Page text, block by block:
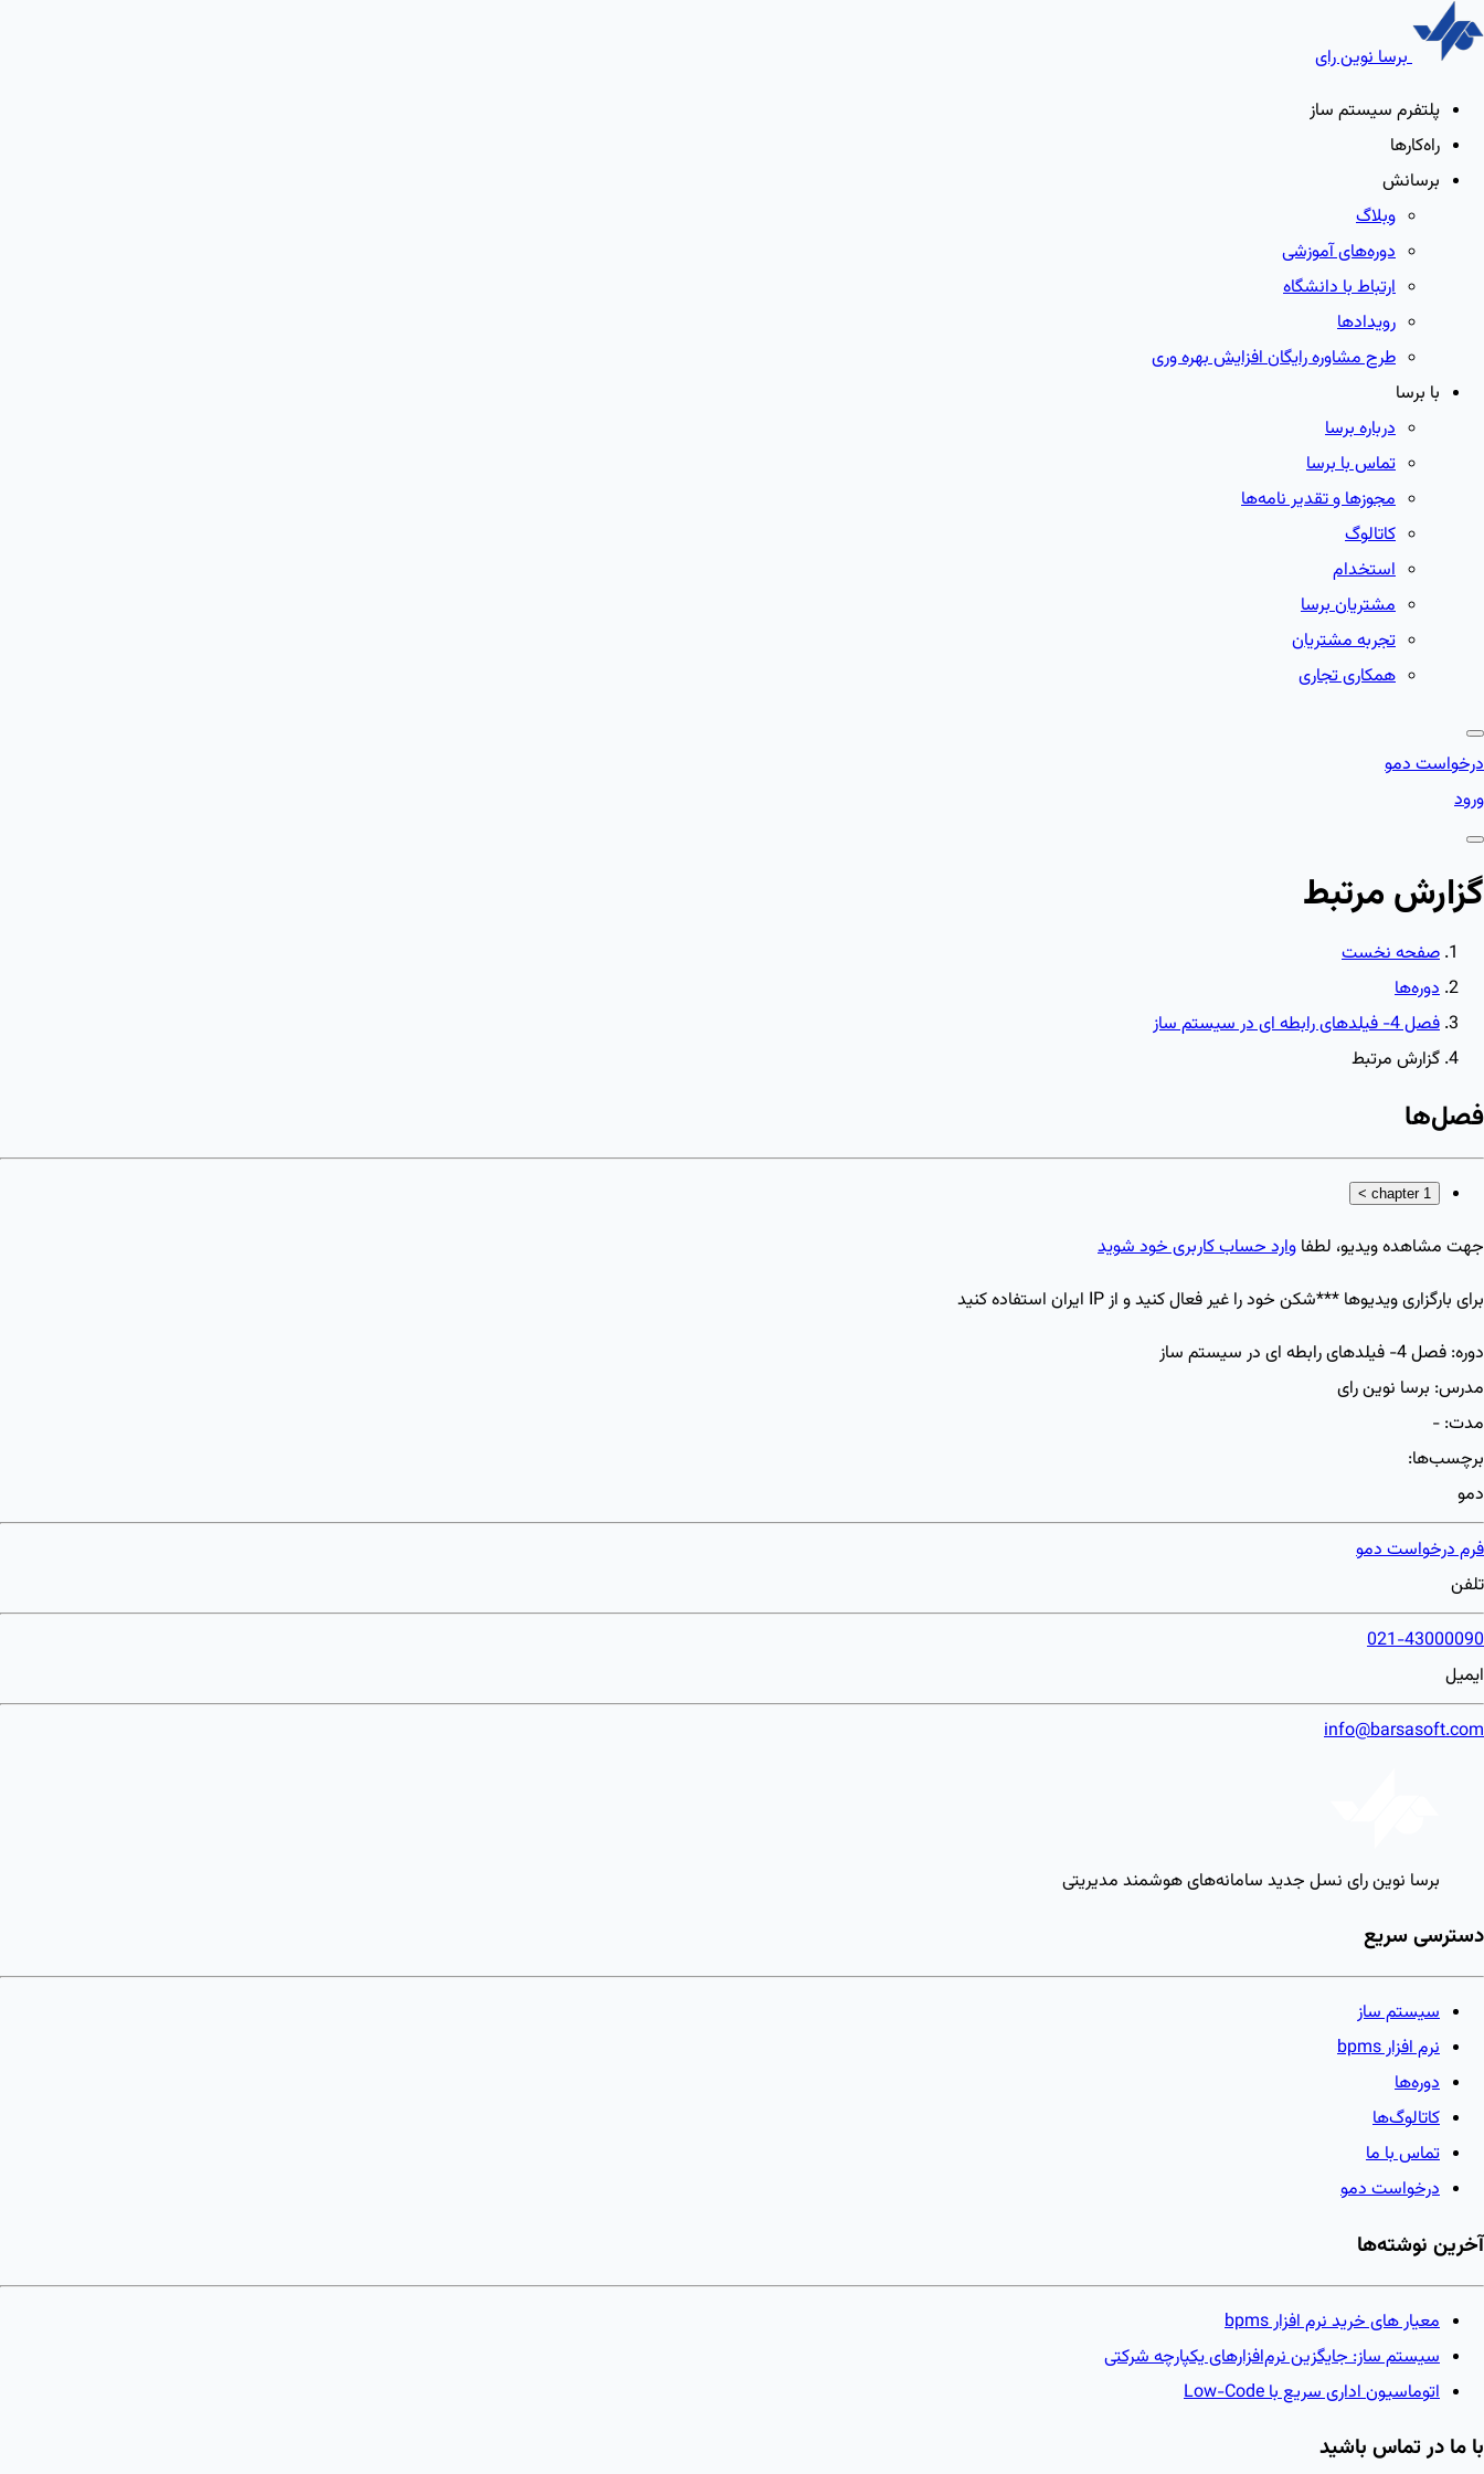
برسا نوین رای
پلتفرم سیستم ساز
راه‌کارها
برسانش
وبلاگ
دوره‌های آموزشی
ارتباط با دانشگاه
رویدادها
طرح مشاوره رایگان افزایش بهره وری
با برسا
درباره برسا
تماس با برسا
مجوزها و تقدیر نامه‌ها
کاتالوگ
استخدام
مشتریان برسا
تجربه مشتریان
همکاری تجاری
درخواست دمو
ورود
گزارش مرتبط
صفحه نخست
دوره‌ها
فصل 4- فیلدهای رابطه ای در سیستم ساز
گزارش مرتبط
فصل‌ها
chapter 1
>
جهت مشاهده ویدیو، لطفا وارد حساب کاربری خود شوید
برای بارگزاری ویدیو‌ها ***شکن خود را غیر فعال کنید و از IP ایران استفاده کنید
دوره: فصل 4- فیلدهای رابطه ای در سیستم ساز
مدرس: برسا نوین رای
مدت: -
برچسب‌ها:
دمو
فرم درخواست دمو
تلفن
021-43000090
ایمیل
info@barsasoft.com
برسا نوین رای نسل جدید سامانه‌های هوشمند مدیریتی
دسترسی سریع
سیستم ساز
نرم افزار bpms
دوره‌ها
کاتالوگ‌ها
تماس با ما
درخواست دمو
آخرین نوشته‌ها
معیار های خرید نرم افزار bpms
سیستم ساز: جایگزین نرم‌افزارهای یکپارچه شرکتی
اتوماسیون اداری سریع با Low-Code
با ما در تماس باشید